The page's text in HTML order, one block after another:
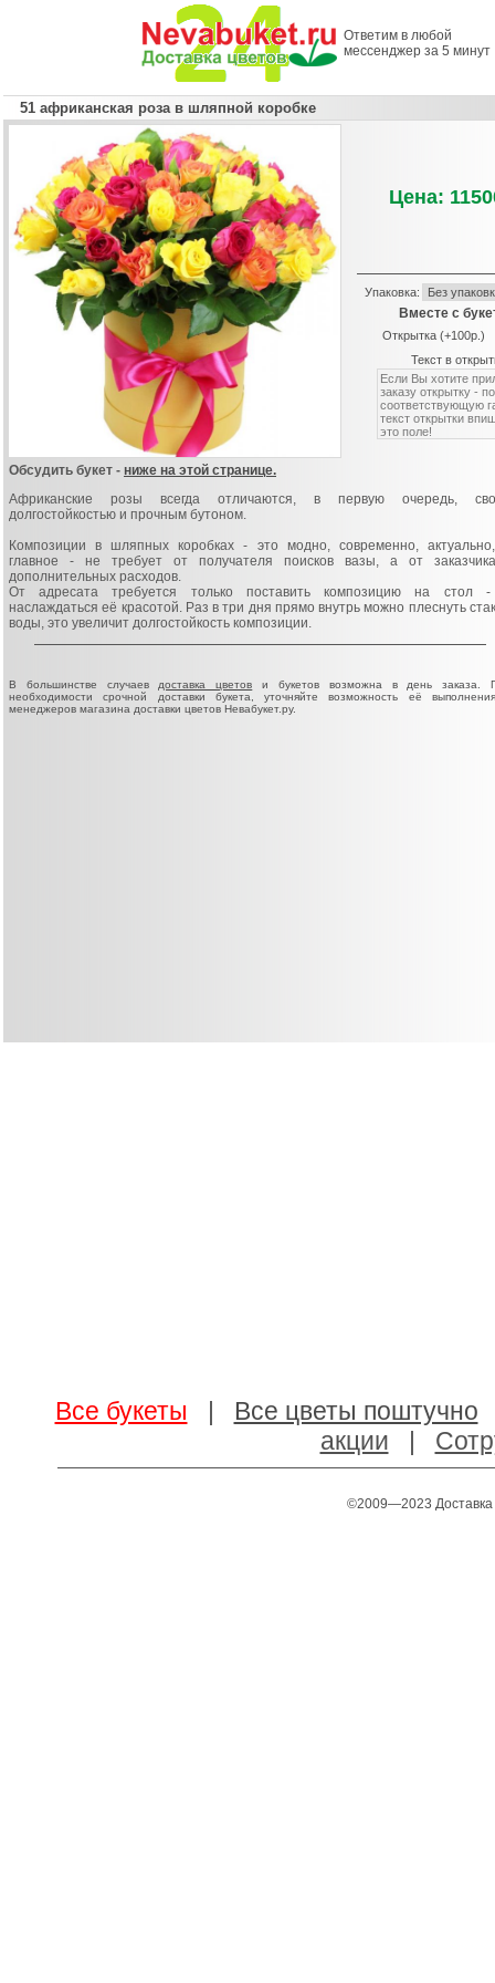
Ответим в любой
мессенджер за 5 минут
51 африканская роза в шляпной коробке
Цена:
Упаковка:
Вместе с
Открытка (+100р.)
Текст в
Обсудить букет - ниже на этой странице.
Африканские розы всегда отличаются, в первую очередь,
долгостойкостью и прочным бутоном.
Композиции в шляпных коробках - это модно, современно,
главное - не требует от получателя поисков вазы, а от
дополнительных расходов.
От адресата требуется только поставить композицию на стол
наслаждаться её красотой. Раз в три дня прямо внутрь можно плеснуть
воды, это увеличит долгостойкость композиции.
В большинстве случаев доставка цветов и букетов возможна в день заказа.
необходимости срочной доставки букета, уточняйте возможность её
менеджеров магазина доставки цветов Невабукет.ру.
Все букеты | Все цветы поштучно
акции |
©2009—2023 Доставка